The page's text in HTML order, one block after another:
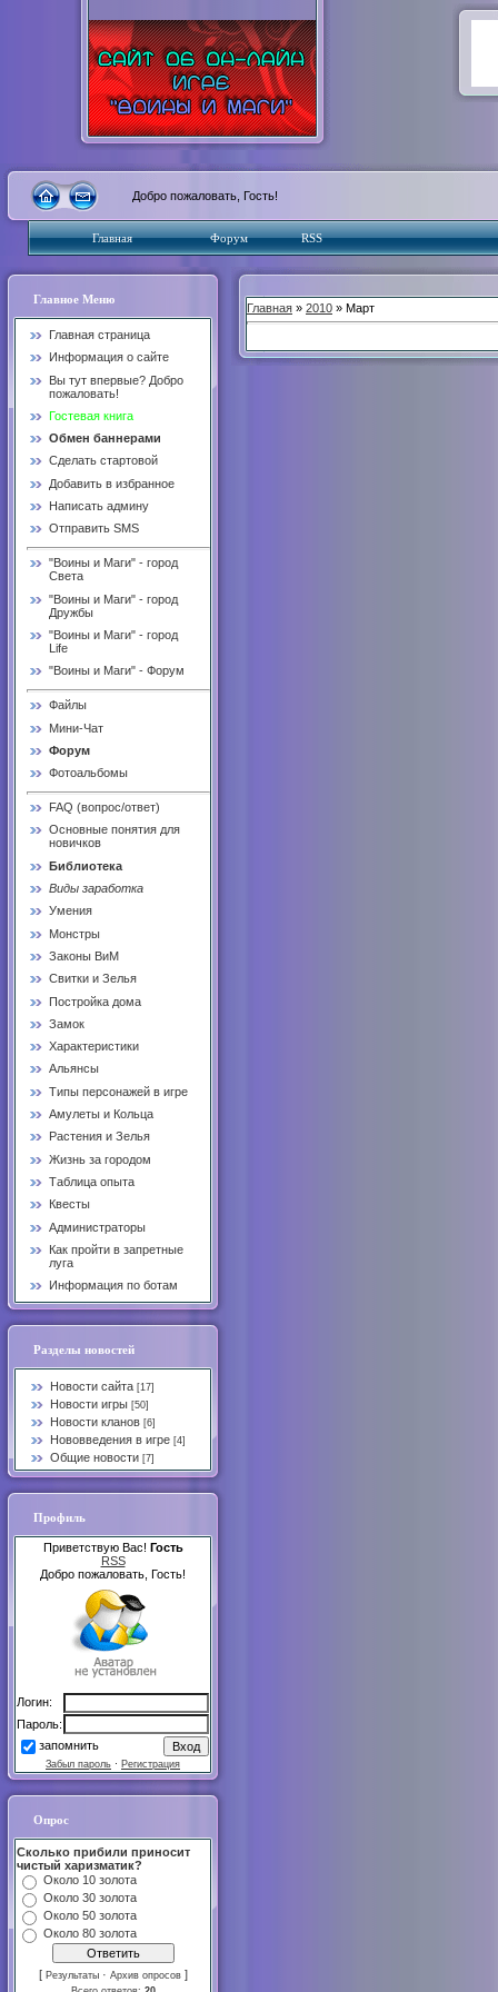
Добро пожаловать, Гость!
Главная Форум RSS
Главное Меню
Главная страница
Информация о сайте
Вы тут впервые? Добро
пожаловать!
Гостевая книга
Обмен баннерами
Сделать стартовой
Добавить в избранное
Написать админу
Отправить SMS
"Воины и Маги" - город
Света
"Воины и Маги" - город
Дружбы
"Воины и Маги" - город
Life
"Воины и Маги" - Форум
Файлы
Мини-Чат
Форум
Фотоальбомы
FAQ (вопрос/ответ)
Основные понятия для
новичков
Библиотека
Виды заработка
Умения
Монстры
Законы ВиМ
Свитки и Зелья
Постройка дома
Замок
Характеристики
Альянсы
Типы персонажей в игре
Амулеты и Кольца
Растения и Зелья
Жизнь за городом
Таблица опыта
Квесты
Администраторы
Как пройти в запретные
луга
Информация по ботам
Разделы новостей
Новости сайта [17]
Новости игры [50]
Новости кланов [6]
Нововведения в игре [4]
Общие новости [7]
Профиль
Приветствую Вас! Гость
RSS
Добро пожаловать, Гость!
Логин:
Пароль:
запомнить
Забыл пароль · Регистрация
Опрос
Сколько прибили приносит
чистый харизматик?
Около 10 золота
Около 30 золота
Около 50 золота
Около 80 золота
[ Результаты · Архив опросов ]
Главная » 2010 » Март